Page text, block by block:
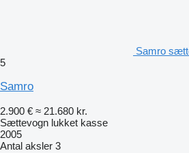
Samro
5
Samro
2.900 € ≈ 21.680 kr.
Sættevogn lukket kasse
2005
Antal aksler 3